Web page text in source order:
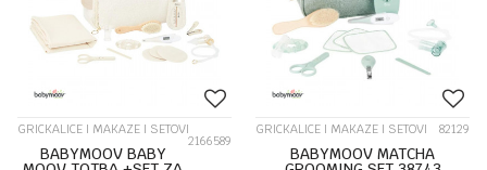
GRICKALICE I MAKAZE I SETOVI
2166589
BABYMOOV BABY
GRICKALICE I MAKAZE I SETOVI 82129
BABYMOOV MATCHA